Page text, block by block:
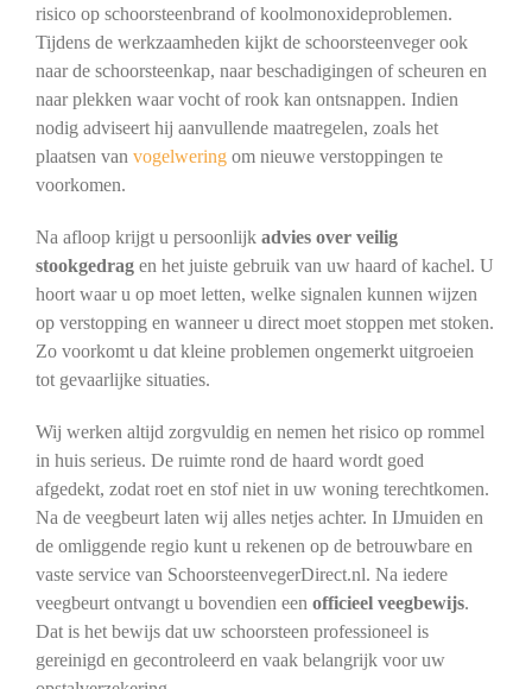
risico op schoorsteenbrand of koolmonoxideproblemen.
Tijdens de werkzaamheden kijkt de schoorsteenveger ook
naar de schoorsteenkap, naar beschadigingen of scheuren en
naar plekken waar vocht of rook kan ontsnappen. Indien
nodig adviseert hij aanvullende maatregelen, zoals het
plaatsen van vogelweringom nieuwe verstoppingen te
voorkomen.
Na afloop krijgt u persoonlijk advies over veilig
stookgedragen het juiste gebruik van uw haard of kachel. U
hoort waar u op moet letten, welke signalen kunnen wijzen
op verstopping en wanneer u direct moet stoppen met stoken.
Zo voorkomt u dat kleine problemen ongemerkt uitgroeien
tot gevaarlijke situaties.
Wij werken altijd zorgvuldig en nemen het risico op rommel
in huis serieus. De ruimte rond de haard wordt goed
afgedekt, zodat roet en stof niet in uw woning terechtkomen.
Na de veegbeurt laten wij alles netjes achter. In IJmuiden en
de omliggende regio kunt u rekenen op de betrouwbare en
vaste service van SchoorsteenvegerDirect.nl. Na iedere
veegbeurt ontvangt u bovendien een officieel veegbewijs.
Dat is het bewijs dat uw schoorsteen professioneel is
gereinigd en gecontroleerd en vaak belangrijk voor uw